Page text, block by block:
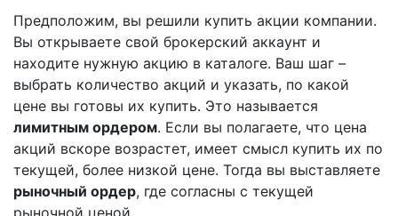
Предположим, вы решили купить акции компании.
Вы открываете свой брокерский аккаунт и
находите нужную акцию в каталоге. Ваш шаг –
выбрать количество акций и указать, по какой
цене вы готовы их купить. Это называется
лимитным ордером. Если вы полагаете, что цена
акций вскоре возрастет, имеет смысл купить их по
текущей, более низкой цене. Тогда вы выставляете
рыночный ордер, где согласны с текущей
рыночной ценой.